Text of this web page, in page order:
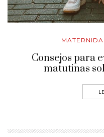
Consejos para
matutinas